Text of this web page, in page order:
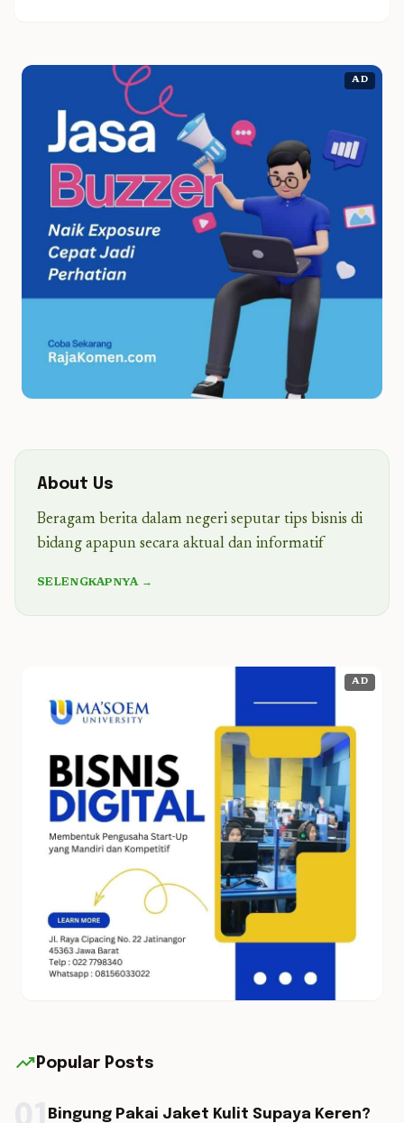
AD
About Us
Beragam berita dalam negeri seputar tips bisnis di
bidang apapun secara aktual dan informatif
SELENGKAPNYA →
AD
trending_up Popular Posts
Bingung Pakai Jaket Kulit Supaya Keren?